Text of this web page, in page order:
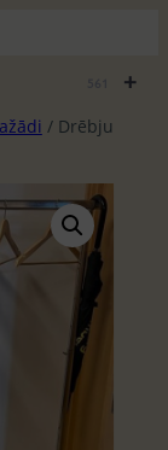
+
/ Drēbju